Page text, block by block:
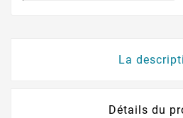
La
Détails du